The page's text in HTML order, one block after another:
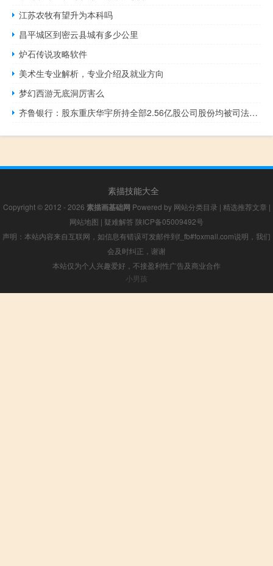
江苏农牧有望升为本科吗
昌平城区到密云县城有多少公里
炉石传说攻略软件
美术生专业解析，专业介绍及就业方向
梦幻西游无底洞厉害么
齐鲁银行：股东重庆华宇所持全部2.56亿股公司股份均被司法标记
素描技能大全
Copyright © 2012 - 2026 素描画基础网 Powered by 网站分类目录 | 精选推荐文章 |
网站地图 | 疑难解答 陕ICP备05009492号
声明：本站内容来自互联网，如信息有错误可发邮件到f_fb#foxmail.com说明，我们
会及时纠正，谢谢
本站仅为个人兴趣爱好，不接盈利性广告及商业合作
小男孩